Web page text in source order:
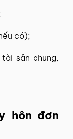
có);
sản chung,
hôn đơn